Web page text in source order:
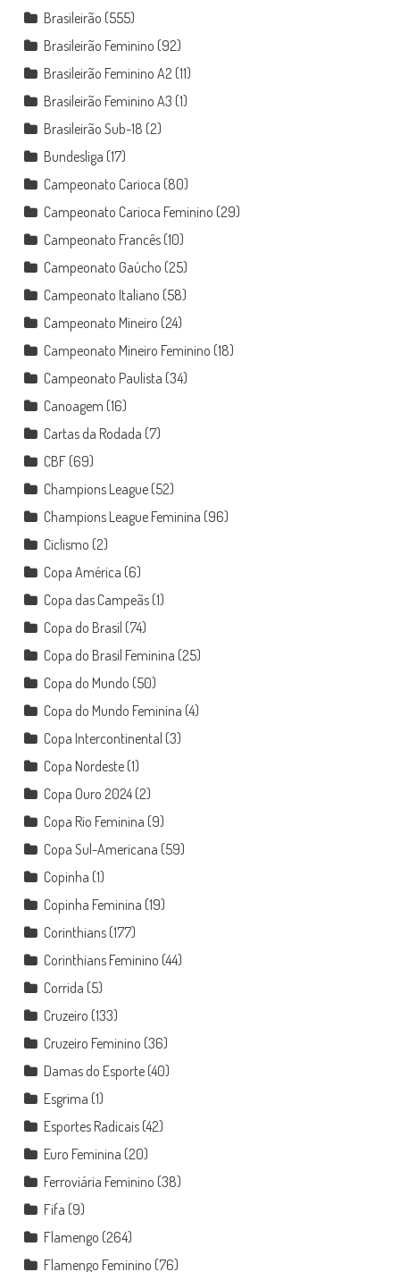
Brasileirão (555)
Brasileirão Feminino (92)
Brasileirão Feminino A2 (11)
Brasileirão Feminino A3 (1)
Brasileirão Sub-18 (2)
Bundesliga (17)
Campeonato Carioca (80)
Campeonato Carioca Feminino (29)
Campeonato Francês(10)
Campeonato Gaúcho (25)
Campeonato Italiano (58)
Campeonato Mineiro (24)
Campeonato Mineiro Feminino (18)
Campeonato Paulista (34)
Canoagem (16)
Cartas da Rodada (7)
CBF(69)
Champions League(52)
Champions League Feminina (96)
Ciclismo (2)
Copa América (6)
Copa das Campeãs(1)
Copa do Brasil (74)
Copa do Brasil Feminina (25)
Copa do Mundo (50)
Copa do Mundo Feminina (4)
Copa Intercontinental (3)
Copa Nordeste(1)
Copa Ouro 2024(2)
Copa Rio Feminina (9)
Copa Sul-Americana (59)
Copinha (1)
Copinha Feminina (19)
Corinthians(177)
Corinthians Feminino (44)
Corrida (5)
Cruzeiro (133)
Cruzeiro Feminino (36)
Damas do Esporte(40)
Esgrima (1)
Esportes Radicais(42)
Euro Feminina (20)
Ferroviária Feminino (38)
Fifa (9)
Flamengo (264)
Flamengo Feminino (76)